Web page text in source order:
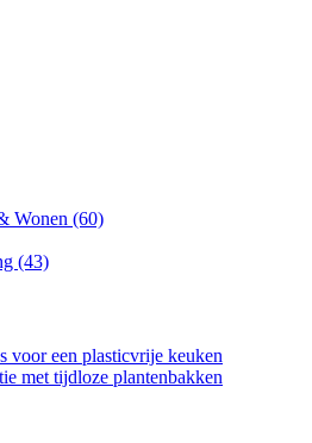
Wonen (60)
(43)
voor een plasticvrije keuken
met tijdloze plantenbakken